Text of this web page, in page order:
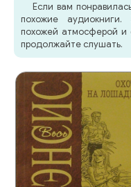
Если вам
похожие
похожей атмосферой
продолжайте слушать.